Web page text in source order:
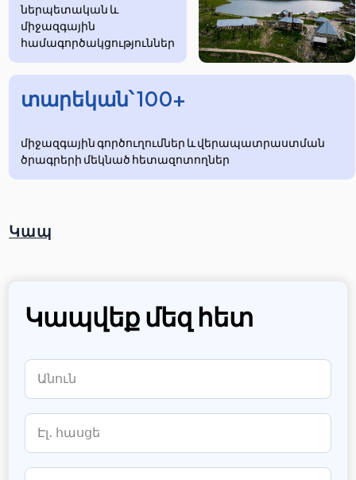
ներպետական և
միջազգային
համագործակցություններ
տարեկան՝ 100+
միջազգային գործուղումներ և վերապատրաստման
ծրագրերի մեկնած հետազոտողներ
Կապ
Կապվեք մեզ հետ